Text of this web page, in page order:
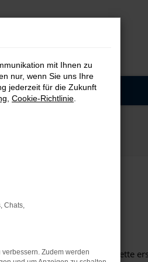
Sie ist.
bieten Ihnen eine breite Palette
mit Ihnen zu
nur, wenn Sie uns Ihre
jederzeit für die Zukunft
Cookie-Richtlinie
Chats,
Zudem werden